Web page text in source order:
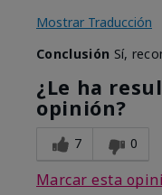
Mostrar Traducción
Conclusión Sí,
¿Le ha
opinión?
7 0
Marcar esta